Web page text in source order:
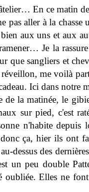
En ce matin
pas aller à la chasse
aux uns et aux
Je la
que sangliers et
me voilà
Ici dans notre
de la matinée, le
sur pied, c'est
n'habite depuis
ça, hier ils ont
dessus des
un peu double
oubliée. Elles ne